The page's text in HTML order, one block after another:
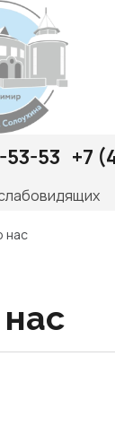
53-53 +7
нас